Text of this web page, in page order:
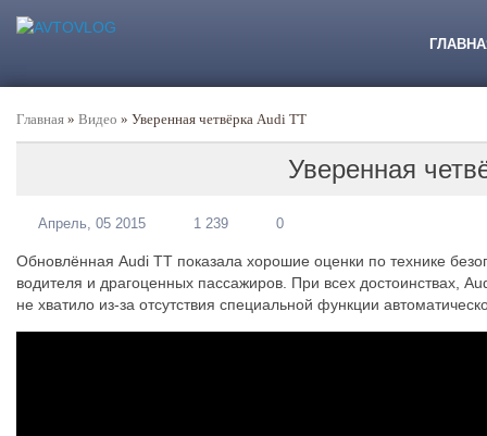
Главная » Видео » Уверенная четвёрка Audi TT
Уверенная
Апрель, 05 2015 1 239 0
Обновлённая Audi TT показала хорошие оценки по технике
водителя и драгоценных пассажиров. При всех достоинствах,
не хватило из-за отсутствия специальной функции